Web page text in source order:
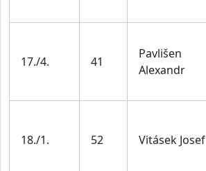
17./4. 41
Pavlišen
Alexandr
18./1. 52 Vitásek Josef